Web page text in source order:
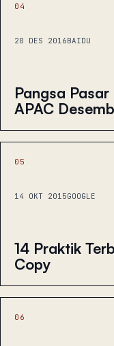
04
20 DES 2016BAIDU
Pangsa
APAC
05
14 OKT 2015GOOGLE
14 Praktik
Copy
06